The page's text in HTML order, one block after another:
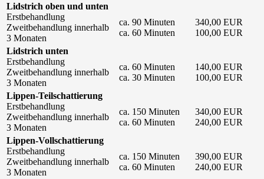
Lidstrich oben und unten
Erstbehandlung
Zweitbehandlung innerhalb
3 Monaten
ca. 90 Minuten
ca. 60 Minuten
340,00 EUR
100,00 EUR
Lidstrich unten
Erstbehandlung
Zweitbehandlung innerhalb
3 Monaten
ca. 60 Minuten
ca. 30 Minuten
140,00 EUR
100,00 EUR
Lippen-Teilschattierung
Erstbehandlung
Zweitbehandlung innerhalb
3 Monaten
ca. 150 Minuten
ca. 60 Minuten
340,00 EUR
240,00 EUR
Lippen-Vollschattierung
Erstbehandlung
Zweitbehandlung innerhalb
3 Monaten
ca. 150 Minuten
ca. 60 Minuten
390,00 EUR
240,00 EUR